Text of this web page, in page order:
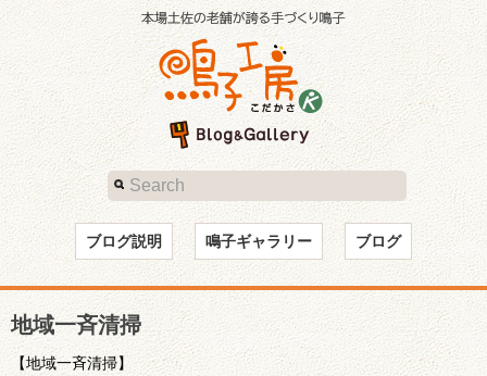
ブログ説明 鳴子ギャラリー ブログ
地域一斉清掃
【地域一斉清掃】